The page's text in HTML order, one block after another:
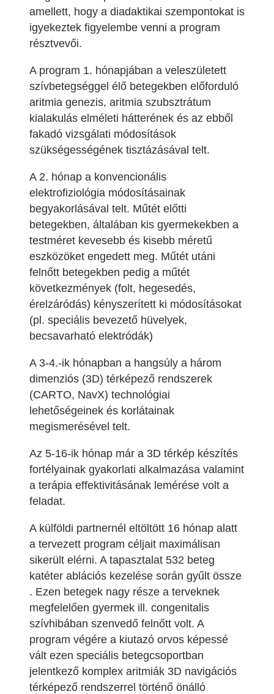
amellett, hogy a diadaktikai szempontokat is
igyekeztek figyelembe venni a program
résztvevői.
A program 1. hónapjában a veleszületett
szívbetegséggel élő betegekben előforduló
aritmia genezis, aritmia szubsztrátum
kialakulás elméleti hátterének és az ebből
fakadó vizsgálati módosítások
szükségességének tisztázásával telt.
A 2. hónap a konvencionális
elektrofiziológia módosításainak
begyakorlásával telt. Műtét előtti
betegekben, általában kis gyermekekben a
testméret kevesebb és kisebb méretű
eszközöket engedett meg. Műtét utáni
felnőtt betegekben pedig a műtét
következmények (folt, hegesedés,
érelzáródás) kényszerített ki módosításokat
(pl. speciális bevezető hüvelyek,
becsavarható elektródák)
A 3-4.-ik hónapban a hangsúly a három
dimenziós (3D) térképező rendszerek
(CARTO, NavX) technológiai
lehetőségeinek és korlátainak
megismerésével telt.
Az 5-16-ik hónap már a 3D térkép készítés
fortélyainak gyakorlati alkalmazása valamint
a terápia effektivitásának lemérése volt a
feladat.
A külföldi partnernél eltöltött 16 hónap alatt
a tervezett program céljait maximálisan
sikerült elérni. A tapasztalat 532 beteg
katéter ablációs kezelése során gyűlt össze
. Ezen betegek nagy része a terveknek
megfelelően gyermek ill. congenitalis
szívhibában szenvedő felnőtt volt. A
program végére a kiutazó orvos képessé
vált ezen speciális betegcsoportban
jelentkező komplex aritmiák 3D navigációs
térképező rendszerrel történő önálló